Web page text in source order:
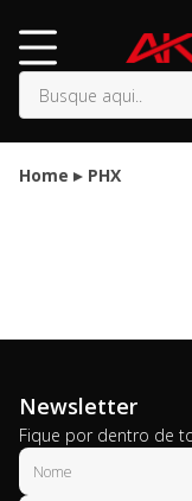
Home PHX
Newsletter
Fique por dentro de